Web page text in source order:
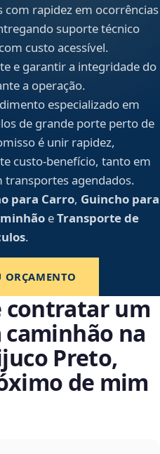
com rapidez em ocorrências
suporte técnico
custo acessível.
e garantir a integridade do
a operação.
especializado em
de grande porte perto de
é unir rapidez,
custo-benefício, tanto em
transportes agendados.
para Carro, Guincho para
eTransporte de
.
ORÇAMENTO
contratar um
na
Preto,
de mim